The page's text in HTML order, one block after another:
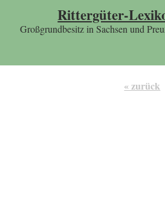
Rittergüter-
Großgrundbesitz in Sachsen und
« zurück